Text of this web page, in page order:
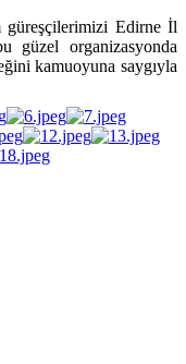
güreşçilerimizi Edirne İl
güzel organizasyonda
kamuoyuna saygıyla